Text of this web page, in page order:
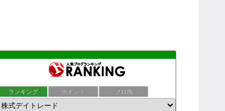
ランキング ポイント ブロ画